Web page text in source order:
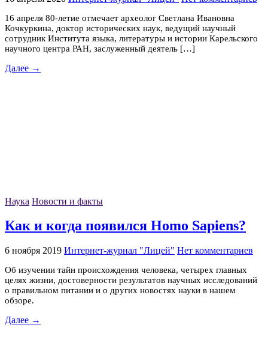
16 апреля 80-летие отмечает археолог Светлана Ивановна
Кочкуркина, доктор исторических наук, ведущий научный
сотрудник Института языка, литературы и истории Карельского
научного центра РАН, заслуженный деятель […]
Далее →
Наука Новости и факты
Как и когда появился Homo Sapiens?
6 ноября 2019 Интернет-журнал "Лицей" Нет комментариев
Об изучении тайн происхождения человека, четырех главных
целях жизни, достоверности результатов научных исследований
о правильном питании и о других новостях науки в нашем
обзоре.
Далее →